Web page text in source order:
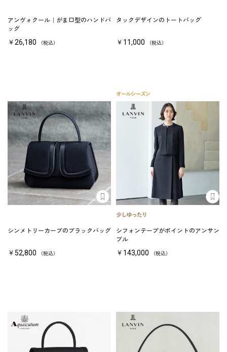
アンヴォクール｜がま口型のハンドバ
ッグ
￥26,180 （税込）
タックデザインのトートバッグ
￥11,000 （税込）
シンメトリーカーブのブラックバッグ
￥52,800 （税込）
シフォンテープがポイントのアンサン
ブル
￥143,000 （税込）